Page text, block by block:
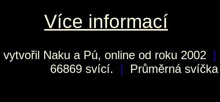
Více informací
vytvořil Naku a Pú, online od roku 2002 |
66869 svící.
| Průměrná